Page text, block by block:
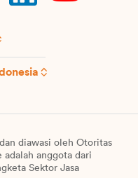
diawasi oleh Otoritas
adalah anggota dari
Sektor Jasa